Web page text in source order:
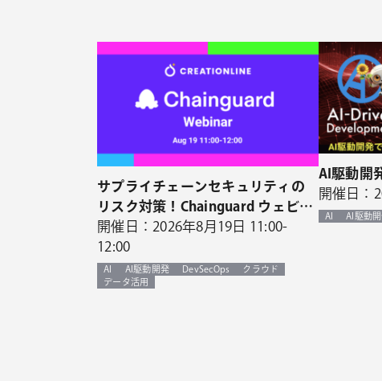
サプライチェーンセキュリティの
リスク対策！Chainguard ウェビナ
ー開催決定！
開催日：2026年8月19日 11:00-
12:00
AI AI駆動開発 DevSecOps
クラウド
データ活用
AI駆動開
開催日：
AI AI駆動